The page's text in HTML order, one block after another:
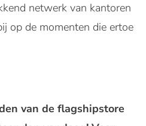
netwerk van kantoren
op de momenten die ertoe
van de flagshipstore